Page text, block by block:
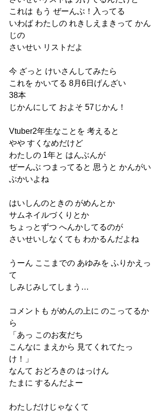
これは もう ぜーんぶ！入ってる
いわば わたしの れきしえまきって かん
じの
さいせい リストだよ
今 ざっと けいさんしてみたら
これを かいてる 8月6日げんざい
38本
じかんにして およそ 57じかん！
Vtuber2年生なことを 考えると
やや すくなめだけど
わたしの 1年と はんぶんが
ぜーんぶ つまってると 思うと かんがい
ぶかいよね
はいしんのときの がめんとか
サムネイルづくりとか
ちょっとずつ へんかしてるのが
さいせいしなくても わかるんだよね
うーん ここまでの あゆみを ふりかえっ
て
しみじみしてしまう…
コメントも がめんの上に のこってるか
ら
「あっ このお友だち
こんなに まえから 見てくれてたっ
け！」
なんて おどろきの はっけん
たまに するんだよー
わたしだけじゃなくて